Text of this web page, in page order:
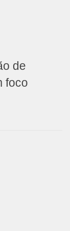
de
foco